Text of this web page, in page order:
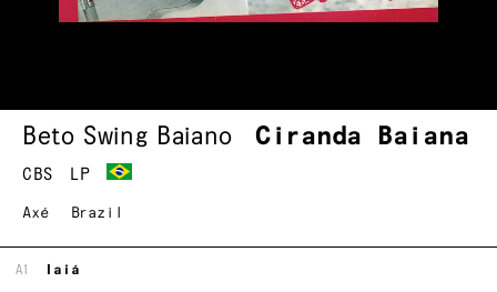
Beto Swing Baiano Ciranda Baiana
CBS LP
Axé Brazil
A1 Iaiá